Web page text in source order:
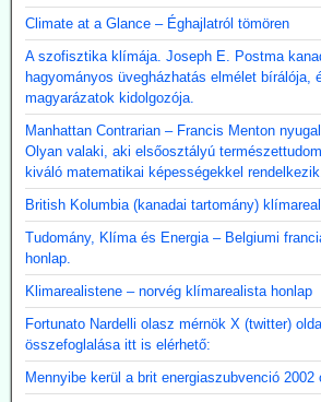
Climate at a Glance – Éghajlatról tömören
A szofisztika klímája. Joseph E. Postma
hagyományos üvegházhatás elmélet bírálója,
magyarázatok kidolgozója.
Manhattan Contrarian – Francis Menton
Olyan valaki, aki elsőosztályú
kiváló matematikai képességekkel rendelkezik.
British Kolumbia (kanadai tartomány)
Tudomány, Klíma és Energia – Belgiumi
honlap.
Klimarealistene – norvég klímarealista honlap
Fortunato Nardelli olasz mérnök X (twitter)
összefoglalása itt is elérhető:
Mennyibe kerül a brit energiaszubvenció 2002